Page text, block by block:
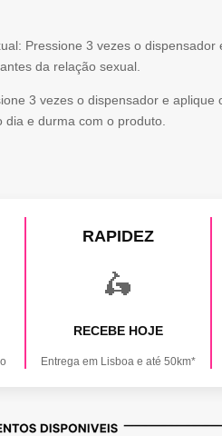
Pressione 3 vezes o
da relação sexual.
3 vezes o dispensador e aplique
e durma com o produto.
RAPIDEZ
🛵
RECEBE HOJE
Entrega em Lisboa e até 50km*